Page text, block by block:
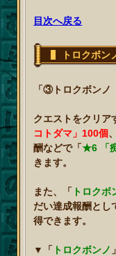
目次へ戻る
トロクボン
「③トロクボンノ
クエストをクリア
コトダマ」100個、
酬などで「★6 「
きます。
また、「 トロクボ
だい達成報酬とし
得できます。
▼ 「 トロクボンノ 」